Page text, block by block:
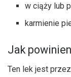
w ciąży lub
karmienie
Jak
Ten lek jest